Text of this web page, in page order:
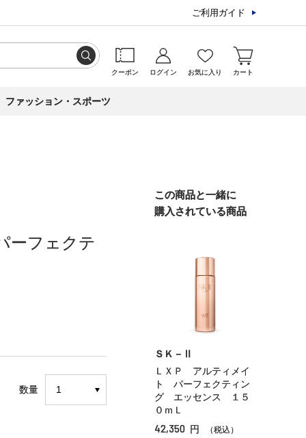
ご利用ガイド
クーポン ログイン お気に入り カート
ファッション・スポーツ
フェクテ
数量
この商品と一緒に
購入されている商品
ＳＫ－Ⅱ
ＬＸＰ アルティメイ
ト パーフェクティン
グ エッセンス １５
０ｍＬ
42,350 円 （税込）